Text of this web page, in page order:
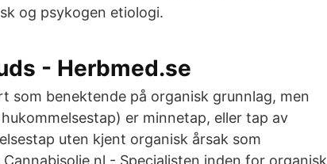
og psykogen etiologi.
- Herbmed.se
benektende på organisk grunnlag, men
er minnetap, eller tap av
uten kjent organisk årsak som
- Specialisten inden for organisk